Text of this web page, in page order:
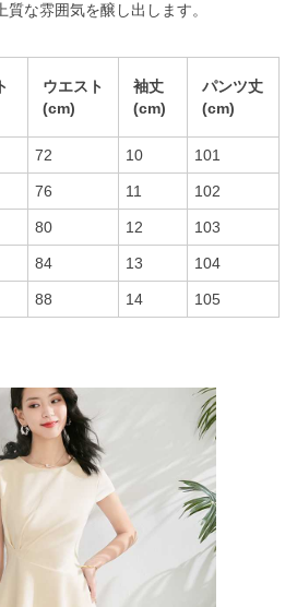
な雰囲気を醸し出します。
ウエスト
(cm)
袖丈
(cm)
パンツ丈
(cm)
72 10 101
76 11 102
80 12 103
84 13 104
88 14 105